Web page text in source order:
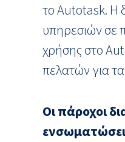
το Autotask. Η
υπηρεσιών σε
χρήσης στο
πελατών για
Οι πάροχοι